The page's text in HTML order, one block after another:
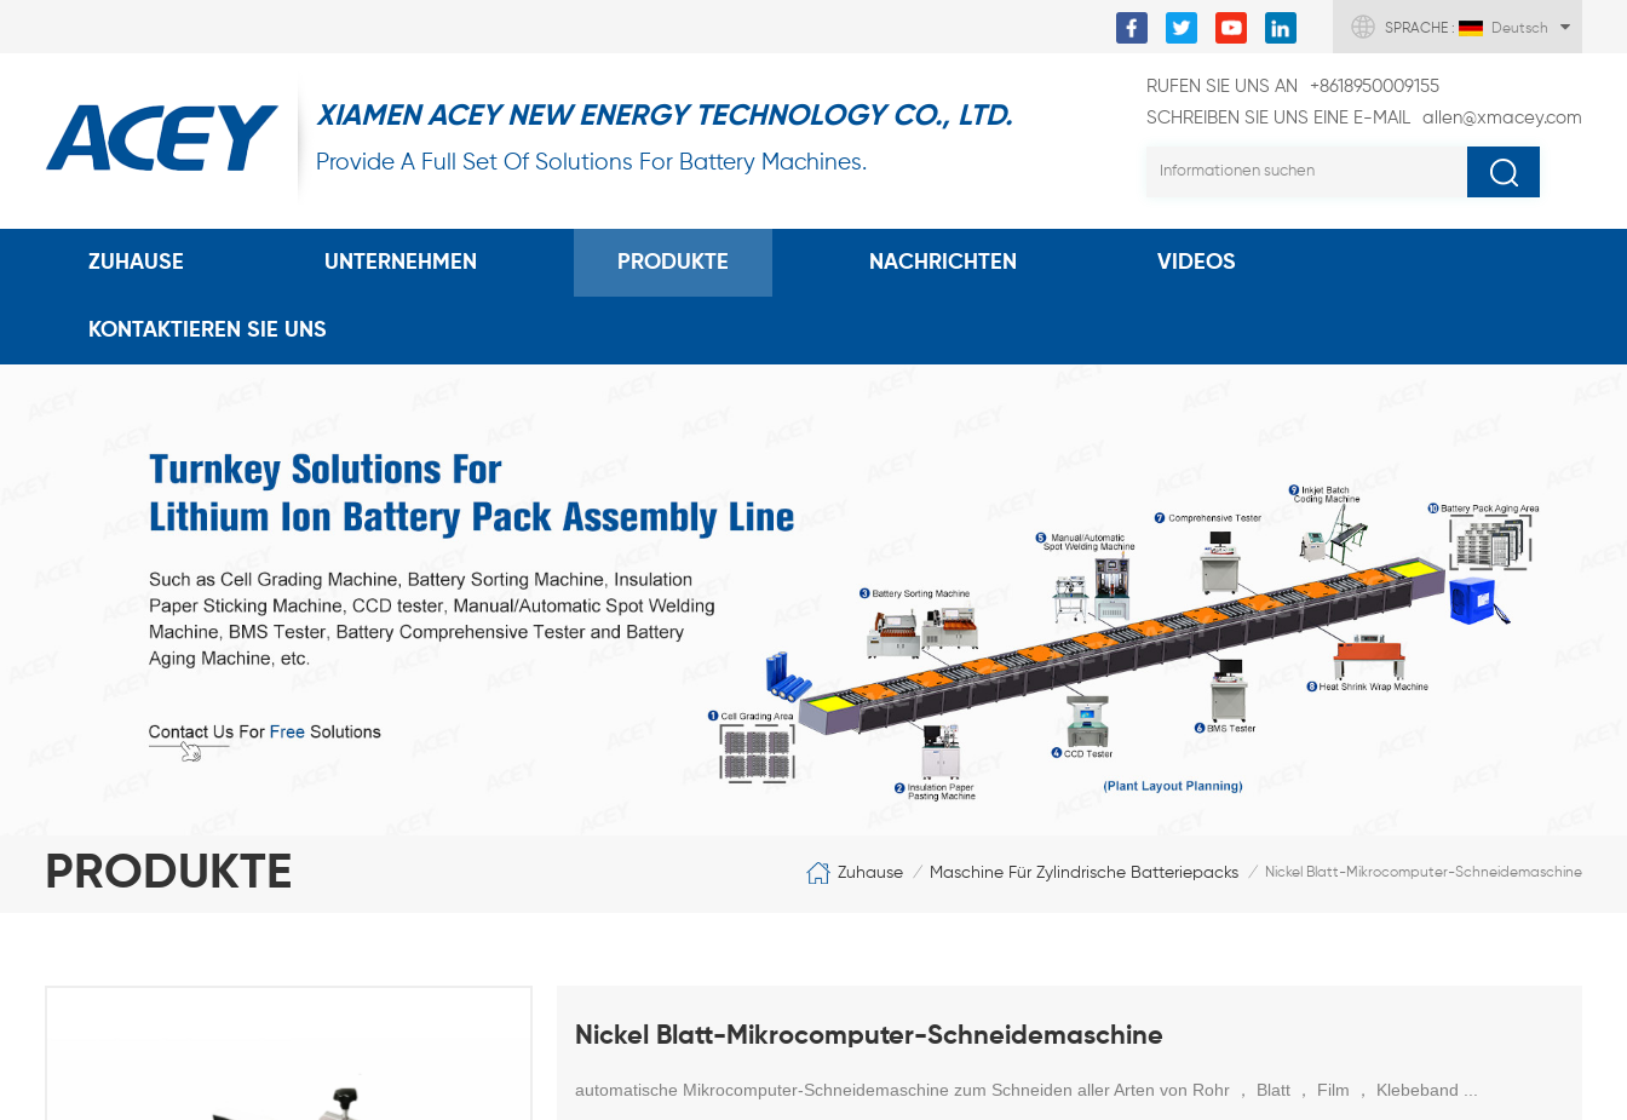
SPRACHE : Deutsch
XIAMEN ACEY NEW ENERGY TECHNOLOGY CO., LTD.
Provide A Full Set Of Solutions For Battery Machines.
RUFEN SIE UNS AN
+8618950009155
SCHREIBEN SIE UNS EINE E-MAIL
allen@xmacey.com
ZUHAUSE UNTERNEHMEN PRODUKTE NACHRICHTEN VIDEOS
KONTAKTIEREN SIE UNS
PRODUKTE Zuhause / Maschine Für Zylindrische Batteriepacks / Nickel Blatt-Mikrocomputer-Schneidemaschine
Nickel Blatt-Mikrocomputer-Schneidemaschine
automatische Mikrocomputer-Schneidemaschine zum Schneiden aller Arten von Rohr ， Blatt ， Film ， Klebeband ...